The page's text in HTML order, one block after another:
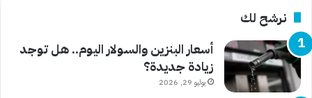
نرشح لك
أسعار البنزين والسولار اليوم.. هل توجد
زيادة جديدة؟
يوليو 29, 2026